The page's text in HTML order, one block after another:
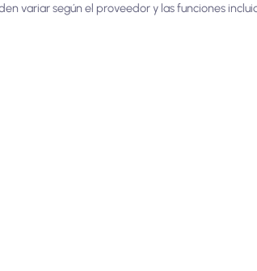
variar según el proveedor y las funciones